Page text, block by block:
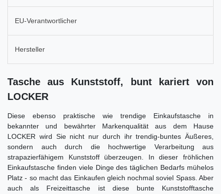
EU-Verantwortlicher
Hersteller
Tasche aus Kunststoff, bunt kariert von
LOCKER
Diese ebenso praktische wie trendige Einkaufstasche in
bekannter und bewährter Markenqualität aus dem Hause
LOCKER wird Sie nicht nur durch ihr trendig-buntes Äußeres,
sondern auch durch die hochwertige Verarbeitung aus
strapazierfähigem Kunststoff überzeugen. In dieser fröhlichen
Einkaufstasche finden viele Dinge des täglichen Bedarfs mühelos
Platz - so macht das Einkaufen gleich nochmal soviel Spass. Aber
auch als Freizeittasche ist diese bunte Kunststofftasche